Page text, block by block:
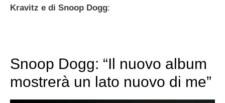
Kravitz e di Snoop Dogg:
Snoop Dogg: “Il nuovo album
mostrerà un lato nuovo di me”